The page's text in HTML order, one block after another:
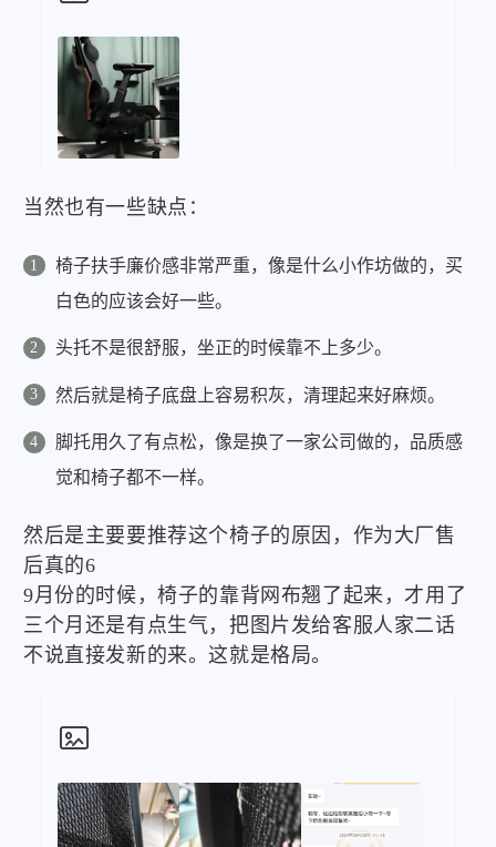
当然也有一些缺点：
椅子扶手廉价感非常严重，像是什么小作坊做的，买
白色的应该会好一些。
头托不是很舒服，坐正的时候靠不上多少。
然后就是椅子底盘上容易积灰，清理起来好麻烦。
脚托用久了有点松，像是换了一家公司做的，品质感
觉和椅子都不一样。
然后是主要要推荐这个椅子的原因，作为大厂售
后真的6
9月份的时候，椅子的靠背网布翘了起来，才用了
三个月还是有点生气，把图片发给客服人家二话
不说直接发新的来。这就是格局。
